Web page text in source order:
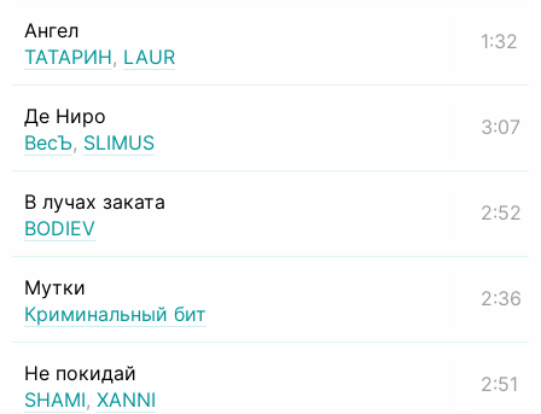
Ангел
ТАТАРИН, LAUR
1:32
Де Ниро
ВесЪ, SLIMUS
3:07
В лучах заката
BODIEV
2:52
Мутки
Криминальный бит
2:36
Не покидай
SHAMI, XANNI
2:51